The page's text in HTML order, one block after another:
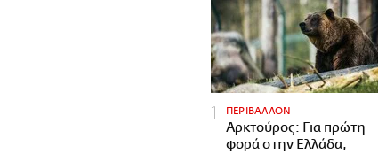
ΠΕΡΙΒΑΛΛΟΝ
Αρκτούρος: Για πρώτη
φορά στην Ελλάδα,